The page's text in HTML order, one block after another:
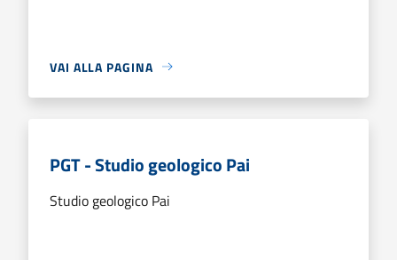
VAI ALLA PAGINA
PGT - Studio geologico Pai
Studio geologico Pai